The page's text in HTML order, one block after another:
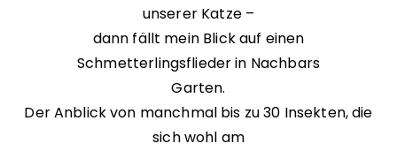
unserer Katze –
dann fällt mein Blick auf einen
Schmetterlingsflieder in Nachbars
Garten.
Der Anblick von manchmal bis zu 30 Insekten, die
sich wohl am